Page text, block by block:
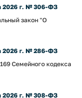
2026 г. № 306-ФЗ
закон "О
2026 г. № 286-ФЗ
Семейного кодекса
2026 г. № 308-ФЗ